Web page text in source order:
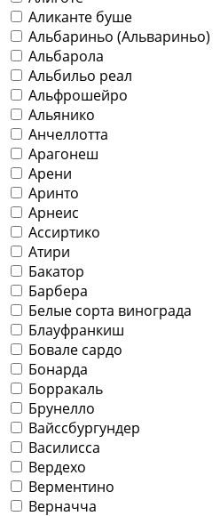
Аликанте буше
Альбариньо (Альвариньо)
Альбарола
Альбильо реал
Альфрошейро
Альянико
Анчеллотта
Арагонеш
Арени
Аринто
Арнеис
Ассиртико
Атири
Бакатор
Барбера
Белые сорта винограда
Блауфранкиш
Бовале сардо
Бонарда
Борракаль
Брунелло
Вайссбургундер
Василисса
Вердехо
Верментино
Верначча